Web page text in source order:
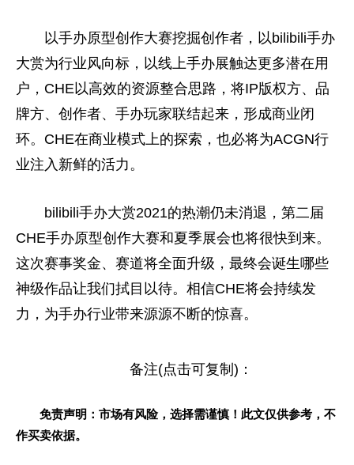
以手办原型创作大赛挖掘创作者，以bilibili手办
大赏为行业风向标，以线上手办展触达更多潜在用
户，CHE以高效的资源整合思路，将IP版权方、品
牌方、创作者、手办玩家联结起来，形成商业闭
环。CHE在商业模式上的探索，也必将为ACGN行
业注入新鲜的活力。
bilibili手办大赏2021的热潮仍未消退，第二届
CHE手办原型创作大赛和夏季展会也将很快到来。
这次赛事奖金、赛道将全面升级，最终会诞生哪些
神级作品让我们拭目以待。相信CHE将会持续发
力，为手办行业带来源源不断的惊喜。
备注(点击可复制)：
免责声明：市场有风险，选择需谨慎！此文仅供参考，不
作买卖依据。